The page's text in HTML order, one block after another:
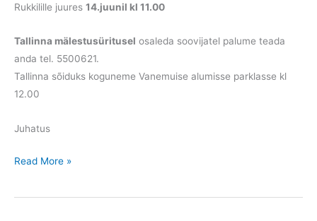
Rukkilille juures 14.juunil kl 11.00
Tallinna mälestusüritusel osaleda soovijatel palume teada
anda tel. 5500621.
Tallinna sõiduks koguneme Vanemuise alumisse parklasse kl
12.00
Juhatus
Teadaanne
Read More »